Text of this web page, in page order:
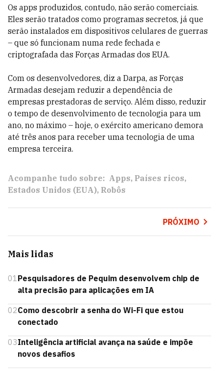
Os apps produzidos, contudo, não serão comerciais.
Eles serão tratados como programas secretos, já que
serão instalados em dispositivos celulares de guerras
– que só funcionam numa rede fechada e
criptografada das Forças Armadas dos EUA.
Com os desenvolvedores, diz a Darpa, as Forças
Armadas desejam reduzir a dependência de
empresas prestadoras de serviço. Além disso, reduzir
o tempo de desenvolvimento de tecnologia para um
ano, no máximo – hoje, o exército americano demora
até três anos para receber uma tecnologia de uma
empresa terceira.
Acompanhe tudo sobre: Apps Países ricos
Estados Unidos (EUA) Robôs
PRÓXIMO
Mais lidas
01Pesquisadores de Pequim desenvolvem chip de
alta precisão para aplicações em IA
02Como descobrir a senha do Wi-Fi que estou
conectado
03Inteligência artificial avança na saúde e impõe
novos desafios